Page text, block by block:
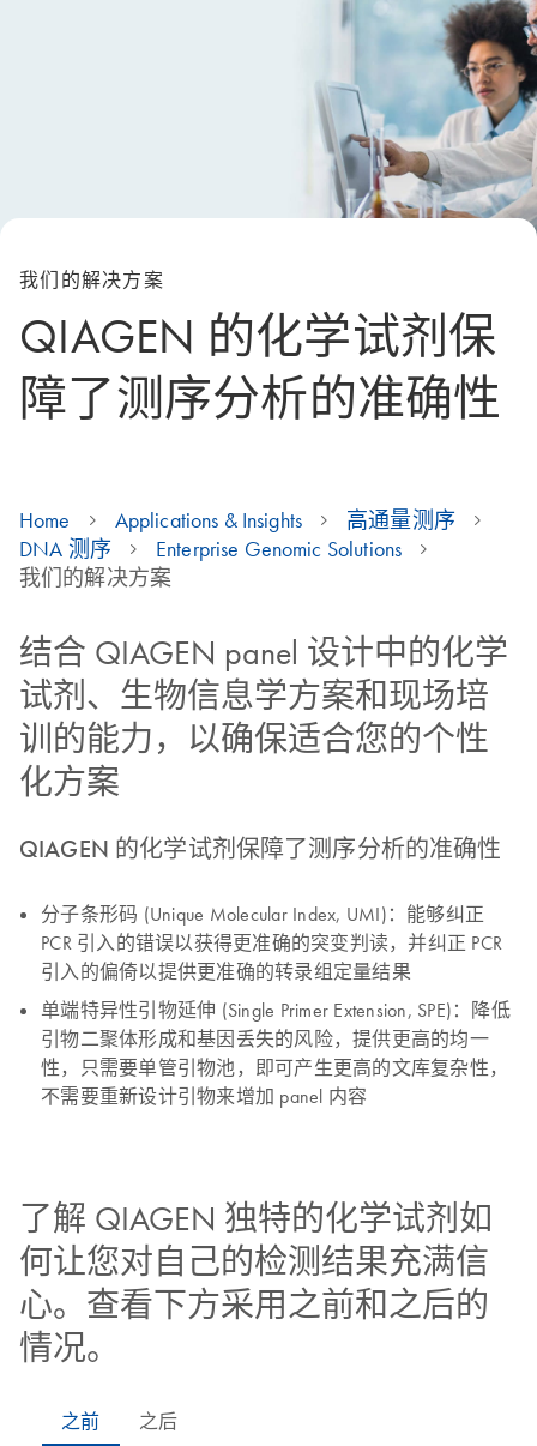
我们的解决方案
QIAGEN 的化学试剂保
障了测序分析的准确性
Home Applications & Insights
高通量测序
DNA 测序
Enterprise Genomic Solutions
我们的解决方案
结合 QIAGEN panel 设计中的化学
试剂、生物信息学方案和现场培
训的能力，以确保适合您的个性
化方案
QIAGEN 的化学试剂保障了测序分析的准确性
分子条形码 (Unique Molecular Index, UMI)：能够纠正
PCR 引入的错误以获得更准确的突变判读，并纠正 PCR
引入的偏倚以提供更准确的转录组定量结果
单端特异性引物延伸 (Single Primer Extension, SPE)：降低
引物二聚体形成和基因丢失的风险，提供更高的均一
性，只需要单管引物池，即可产生更高的文库复杂性，
不需要重新设计引物来增加 panel 内容
了解 QIAGEN 独特的化学试剂如
何让您对自己的检测结果充满信
心。查看下方采用之前和之后的
情况。